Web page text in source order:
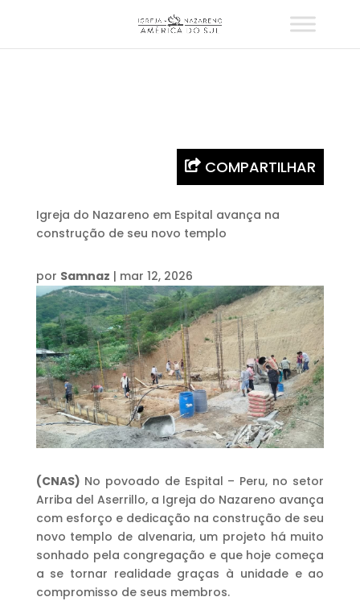
COMPARTILHAR
Igreja do Nazareno em Espital avança na
construção de seu novo templo
por Samnaz | mar 12, 2026
(CNAS) No povoado de Espital – Peru, no setor
Arriba del Aserrillo, a Igreja do Nazareno avança
com esforço e dedicação na construção de seu
novo templo de alvenaria, um projeto há muito
sonhado pela congregação e que hoje começa
a se tornar realidade graças à unidade e ao
compromisso de seus membros.